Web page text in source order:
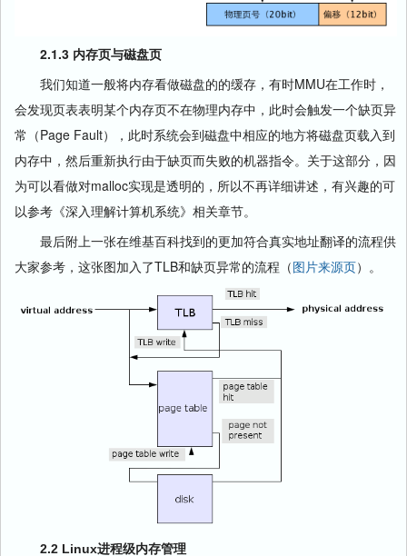
2.1.3 内存页与磁盘页
我们知道一般将内存看做磁盘的的缓存，有时MMU在工作时，
会发现页表表明某个内存页不在物理内存中，此时会触发一个缺页异
常（Page Fault），此时系统会到磁盘中相应的地方将磁盘页载入到
内存中，然后重新执行由于缺页而失败的机器指令。关于这部分，因
为可以看做对malloc实现是透明的，所以不再详细讲述，有兴趣的可
以参考《深入理解计算机系统》相关章节。
最后附上一张在维基百科找到的更加符合真实地址翻译的流程供
大家参考，这张图加入了TLB和缺页异常的流程（图片来源页）。
2.2 Linux进程级内存管理